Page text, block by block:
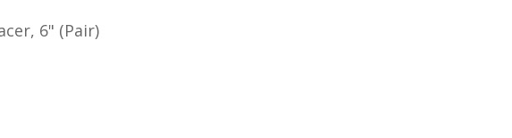
6" (Pair)